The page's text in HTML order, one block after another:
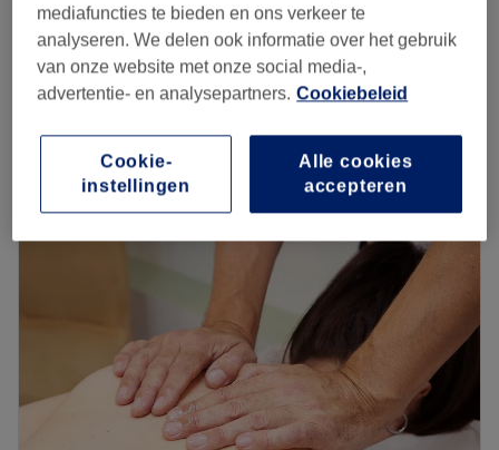
Nail Reparation
20 min
bespaar tot 40%
BIAB
vanaf €58,05
Kort overzicht salongegevens
Maandag
09:00
20:00
09:00
20:00
–20:00
Zaterdag
Gesloten
Zondag
mediafuncties te bieden en ons verkeer te
analyseren. We delen ook informatie over het gebruik
van onze website met onze social media-,
advertentie- en analysepartners. Cookiebeleid
Alle cookies
accepteren
Cookie-
instellingen